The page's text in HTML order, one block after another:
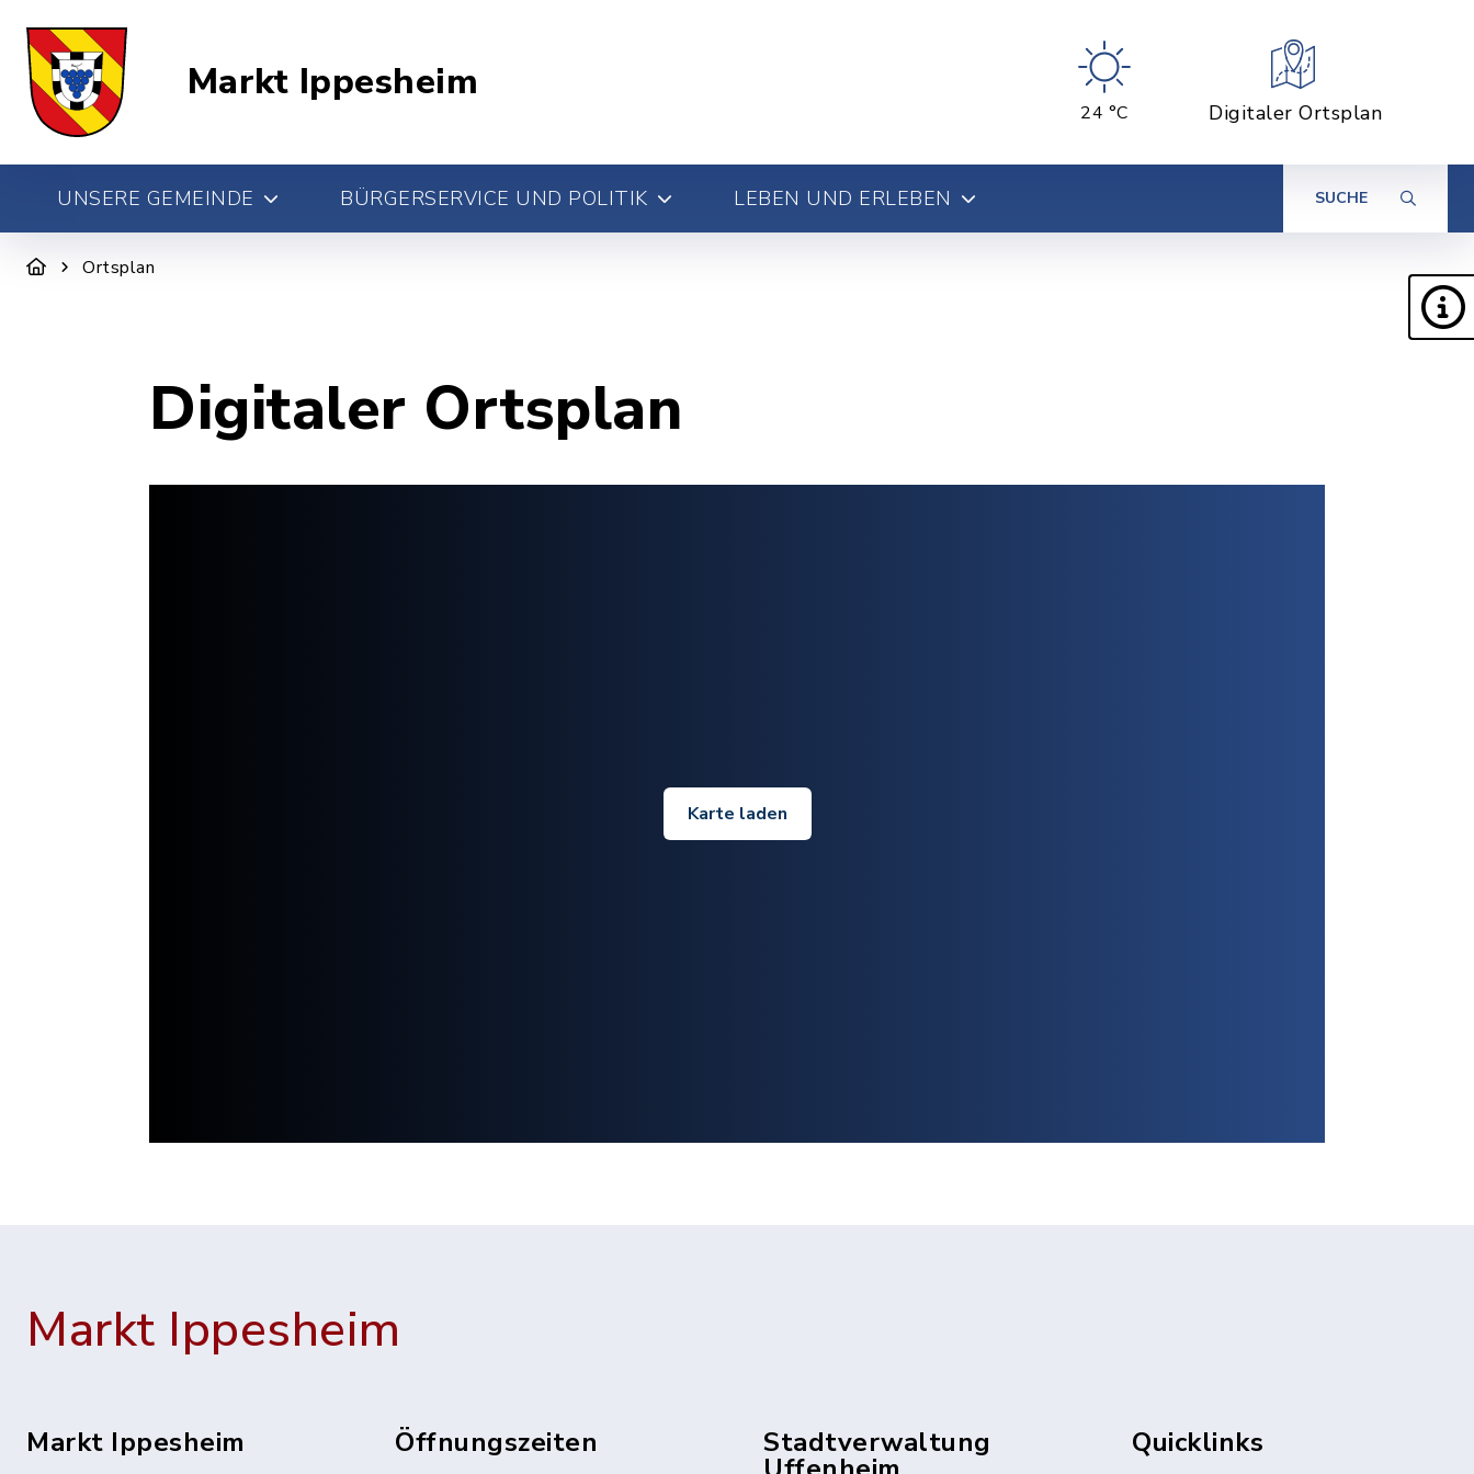
Markt Ippesheim
24 °C Digitaler Ortsplan
UNSERE GEMEINDE BÜRGERSERVICE UND POLITIK LEBEN UND ERLEBEN SUCHE
Ortsplan
Digitaler Ortsplan
Karte laden
Markt Ippesheim
Markt Ippesheim Öffnungszeiten Stadtverwaltung Quicklinks